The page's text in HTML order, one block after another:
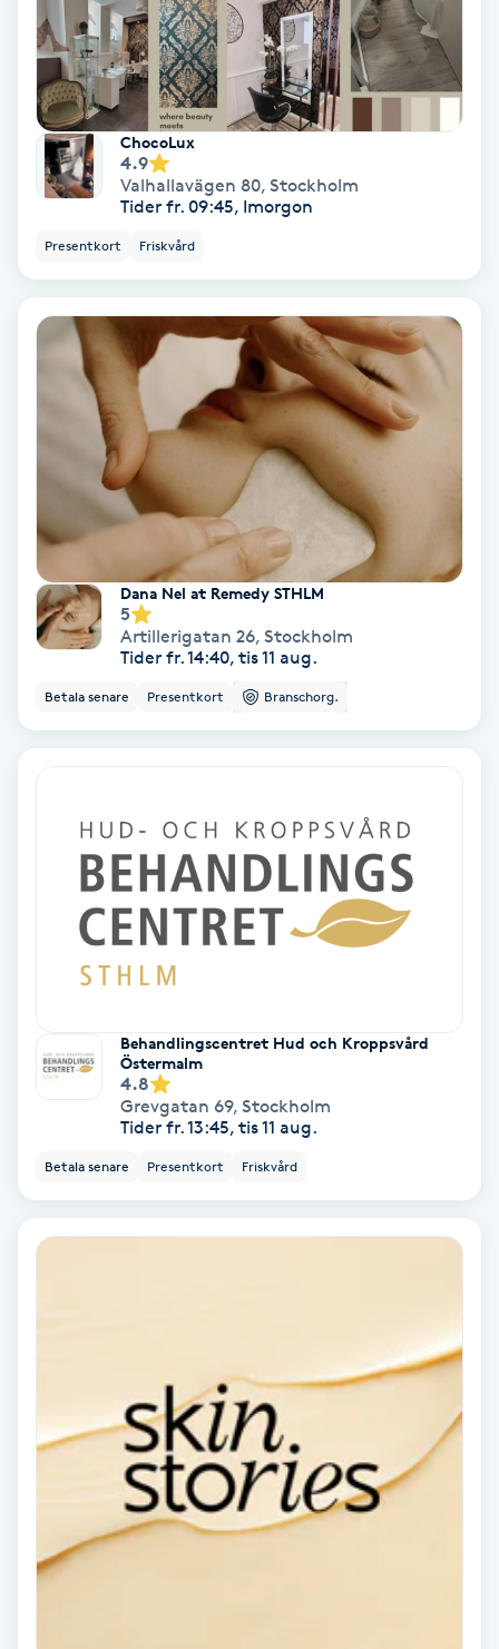
Regndroppsmassage
Reiki
Reikihealing
Reiki massage
Rosacea
Rosenmetoden
Ryggmassage
Samtalsterapi
Senioryoga
Singelfransar
Skalpmassage
Skinbooster
Sklerosering
Skoinlägg
Skägg
Skäggfärgning
ChocoLux
4.9
Valhallavägen 80, Stockholm
Tider fr. 09:45, Imorgon
Presentkort Friskvård
Dana Nel at Remedy STHLM
5
Artillerigatan 26, Stockholm
Tider fr. 14:40, tis 11 aug.
Betala senare Presentkort Branschorg.
Behandlingscentret Hud och Kroppsvård
Östermalm
4.8
Grevgatan 69, Stockholm
Tider fr. 13:45, tis 11 aug.
Betala senare Presentkort Friskvård